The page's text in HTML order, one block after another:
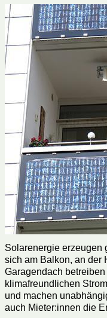
Solarenergie erzeugen
sich am Balkon, an der
Garagendach
klimafreundlichen
und machen
auch Mieter:innen die